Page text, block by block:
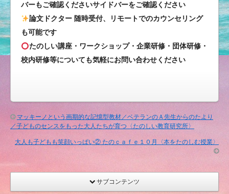
子
ど
も
笑
い
は
バーもご確認くださいサイドバーをご確認ください
論文ドクター 随時受付、リモートでのカウンセリング
も可能です
たのしい講座・ワークショップ・企業研修・団体研修・
校内研修等についても気軽にお問い合わせください
マッキーノという画期的な記憶型教材／ベテランのＡ先生からのたより
／子どものセンスをもった大人たちが育つ〈たのしい教育研究所〉
大人も子どもも笑顔いっぱい② たのｃａｆｅ１０月〈本をたのしむ授業〉
サブコンテンツ